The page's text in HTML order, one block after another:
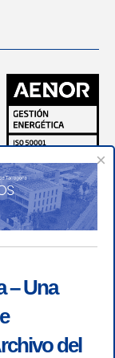
×
– Una
del